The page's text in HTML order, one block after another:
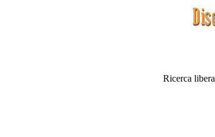
Ricerca libera